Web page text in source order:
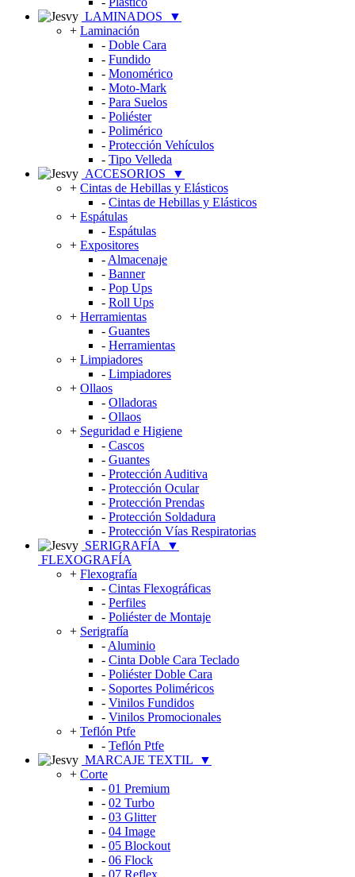
LAMINADOS
▼
+ Laminación
- Doble Cara
- Fundido
- Monomérico
- Moto-Mark
- Para Suelos
- Poliéster
- Polimérico
- Protección Vehículos
- Tipo Velleda
ACCESORIOS
▼
+ Cintas de Hebillas y Elásticos
- Cintas de Hebillas y Elásticos
+ Espátulas
- Espátulas
+ Expositores
- Almacenaje
- Banner
- Pop Ups
- Roll Ups
+ Herramientas
- Guantes
- Herramientas
+ Limpiadores
- Limpiadores
+ Ollaos
- Olladoras
- Ollaos
+ Seguridad e Higiene
- Cascos
- Guantes
- Protección Auditiva
- Protección Ocular
- Protección Prendas
- Protección Soldadura
- Protección Vías Respiratorias
SERIGRAFÍA
▼
FLEXOGRAFÍA
+ Flexografía
- Cintas Flexográficas
- Perfiles
- Poliéster de Montaje
+ Serigrafía
- Aluminio
- Cinta Doble Cara Teclado
- Poliéster Doble Cara
- Soportes Poliméricos
- Vinilos Fundidos
- Vinilos Promocionales
+ Teflón Ptfe
- Teflón Ptfe
MARCAJE TEXTIL
▼
+ Corte
- 01 Premium
- 02 Turbo
- 03 Glitter
- 04 Image
- 05 Blockout
- 06 Flock
- 07 Reflex